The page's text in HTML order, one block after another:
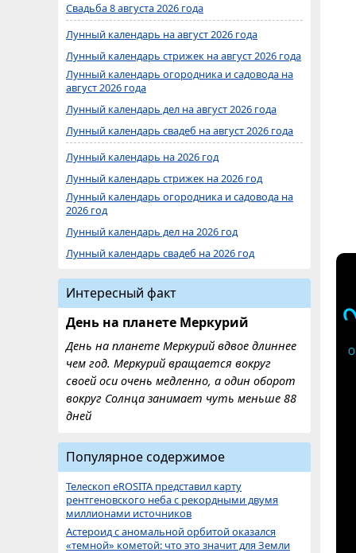
Свадьба 8 августа 2026 года
Лунный календарь на август 2026 года
Лунный календарь стрижек на август 2026 года
Лунный календарь огородника и садовода на
август 2026 года
Лунный календарь дел на август 2026 года
Лунный календарь свадеб на август 2026 года
Лунный календарь на 2026 год
Лунный календарь стрижек на 2026 год
Лунный календарь огородника и садовода на
2026 год
Лунный календарь дел на 2026 год
Лунный календарь свадеб на 2026 год
Интересный факт
День на планете Меркурий
День на планете Меркурий вдвое длиннее
чем год. Меркурий вращается вокруг
своей оси очень медленно, а один оборот
вокруг Солнца занимает чуть меньше 88
дней
Популярное содержимое
Телескоп eROSITA представил карту
рентгеновского неба с рекордными двумя
миллионами источников
Астероид с аномальной орбитой оказался
«темной» кометой: что это значит для Земли